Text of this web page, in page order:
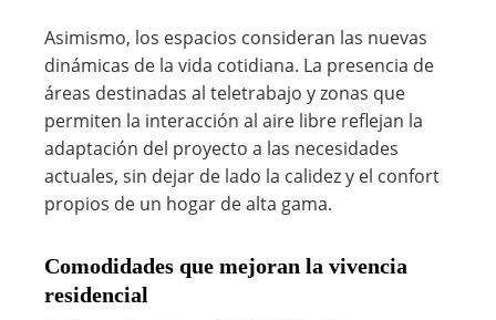
Asimismo, los espacios consideran las nuevas
dinámicas de la vida cotidiana. La presencia de
áreas destinadas al teletrabajo y zonas que
permiten la interacción al aire libre reflejan la
adaptación del proyecto a las necesidades
actuales, sin dejar de lado la calidez y el confort
propios de un hogar de alta gama.
Comodidades que mejoran la vivencia
residencial